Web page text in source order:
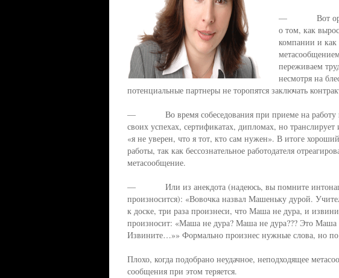
— Вот оратор
о том, как
компании и как
переживаем
несмотря на
потенциальные партнеры не торопятся заключать
— Во время собеседования при приеме на работу
своих успехах, сертификатах, дипломах, но транслирует
«я не уверен, что я тот, кто сам нужен». В итоге хороший
работы, так как бессознательное работодателя
метасообщение.
— Или из анекдота (надеюсь, вы помните
произносится): «Вовочка назвал Машеньку дурой.
к доске, три раза произнеси, что Маша не дура, и
произносит: «Маша не дура? Маша не дура??? Это Маша
Извините…»» Формально произнес нужные слова, но по
Плохо, когда подобрано неудачное, неподходящее
сообщения при этом теряется.